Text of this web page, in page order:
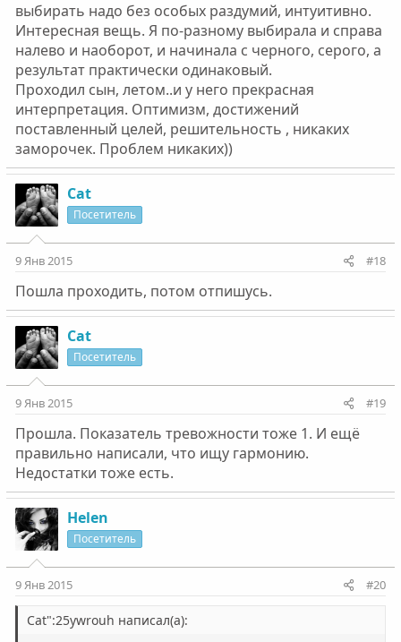
Нажмите для раскрытия...
выбрать то, что по жизни не нравится. 12;№"
И я решила, что у меня всё хорошо! ?**:break
выбирать надо без особых раздумий, интуитивно.
Интересная вещь. Я по-разному выбирала и справа
налево и наоборот, и начинала с черного, серого, а
результат практически одинаковый.
Проходил сын, летом..и у него прекрасная
интерпретация. Оптимизм, достижений
поставленный целей, решительность , никаких
заморочек. Проблем никаких))
Cat
Посетитель
9 Янв 2015 #18
Пошла проходить, потом отпишусь.
Cat
Посетитель
9 Янв 2015 #19
Прошла. Показатель тревожности тоже 1. И ещё
правильно написали, что ищу гармонию.
Недостатки тоже есть.
Helen
Посетитель
9 Янв 2015 #20
Cat":25ywrouh написал(а):